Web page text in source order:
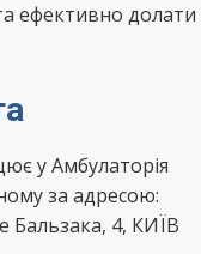
ефективно долати
у Амбулаторія
за адресою:
Бальзака, 4, КИЇВ